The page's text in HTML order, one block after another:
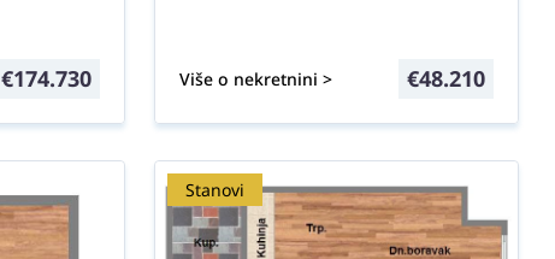
€174.730 Više o nekretnini > €48.210
Stanovi